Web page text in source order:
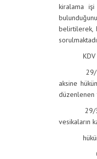
kiralama
belirtilerek,
KDV
29/1-a
aksine
düzenlenen
29/3 üncü
vesikaların
hüküm
Öte